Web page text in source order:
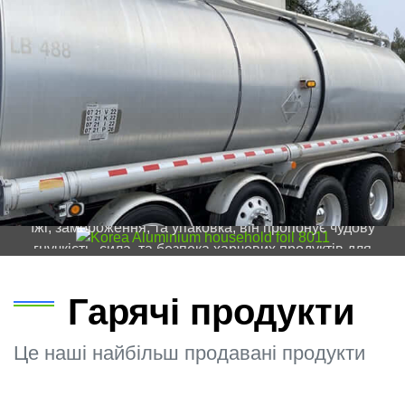
Корейська алюмінієва побутова фольга
8011 | Міцний & Безпечний для їжі
Відкрийте домогосподарство в Кореї алюмінієвої
фольги 8011. Ідеально підходить для приготування
їжі, замороження, та упаковка, він пропонує чудову
гнучкість, сила, та безпека харчових продуктів для
Гарячі продукти
Це наші найбільш продавані продукти